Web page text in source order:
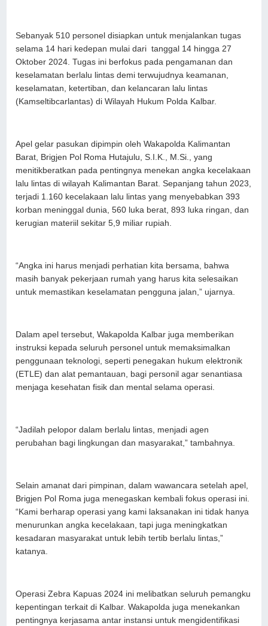
Sebanyak 510 personel disiapkan untuk menjalankan tugas
selama 14 hari kedepan mulai dari tanggal 14 hingga 27
Oktober 2024. Tugas ini berfokus pada pengamanan dan
keselamatan berlalu lintas demi terwujudnya keamanan,
keselamatan, ketertiban, dan kelancaran lalu lintas
(Kamseltibcarlantas) di Wilayah Hukum Polda Kalbar.
Apel gelar pasukan dipimpin oleh Wakapolda Kalimantan
Barat, Brigjen Pol Roma Hutajulu, S.I.K., M.Si., yang
menitikberatkan pada pentingnya menekan angka kecelakaan
lalu lintas di wilayah Kalimantan Barat. Sepanjang tahun 2023,
terjadi 1.160 kecelakaan lalu lintas yang menyebabkan 393
korban meninggal dunia, 560 luka berat, 893 luka ringan, dan
kerugian materiil sekitar 5,9 miliar rupiah.
“Angka ini harus menjadi perhatian kita bersama, bahwa
masih banyak pekerjaan rumah yang harus kita selesaikan
untuk memastikan keselamatan pengguna jalan,” ujarnya.
Dalam apel tersebut, Wakapolda Kalbar juga memberikan
instruksi kepada seluruh personel untuk memaksimalkan
penggunaan teknologi, seperti penegakan hukum elektronik
(ETLE) dan alat pemantauan, bagi personil agar senantiasa
menjaga kesehatan fisik dan mental selama operasi.
“Jadilah pelopor dalam berlalu lintas, menjadi agen
perubahan bagi lingkungan dan masyarakat,” tambahnya.
Selain amanat dari pimpinan, dalam wawancara setelah apel,
Brigjen Pol Roma juga menegaskan kembali fokus operasi ini.
“Kami berharap operasi yang kami laksanakan ini tidak hanya
menurunkan angka kecelakaan, tapi juga meningkatkan
kesadaran masyarakat untuk lebih tertib berlalu lintas,”
katanya.
Operasi Zebra Kapuas 2024 ini melibatkan seluruh pemangku
kepentingan terkait di Kalbar. Wakapolda juga menekankan
pentingnya kerjasama antar instansi untuk mengidentifikasi